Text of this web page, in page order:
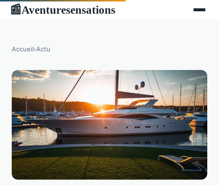
📰Aventuresensations
Accueil›Actu